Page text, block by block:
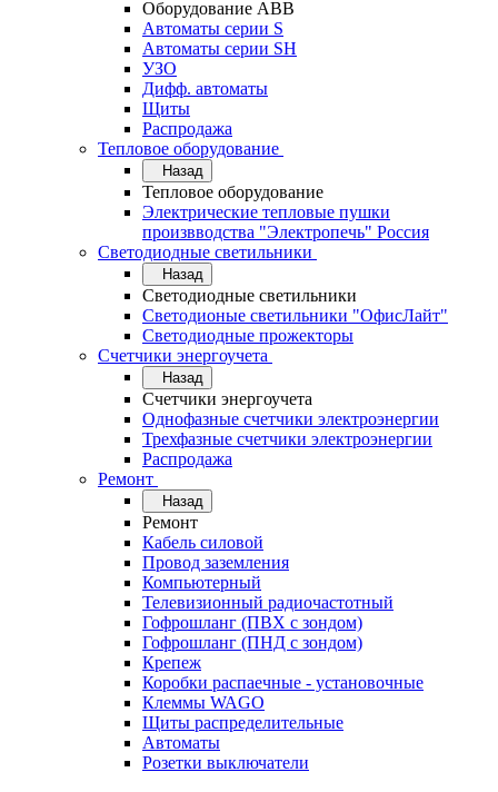
Оборудование АВВ
Автоматы серии S
Автоматы серии SH
УЗО
Дифф. автоматы
Щиты
Распродажа
Тепловое оборудование
Назад
Тепловое оборудование
Электрические тепловые пушки
произвводства "Электропечь" Россия
Светодиодные светильники
Назад
Светодиодные светильники
Светодионые светильники "ОфисЛайт"
Светодиодные прожекторы
Счетчики энергоучета
Назад
Счетчики энергоучета
Однофазные счетчики электроэнергии
Трехфазные счетчики электроэнергии
Распродажа
Ремонт
Назад
Ремонт
Кабель силовой
Провод заземления
Компьютерный
Телевизионный радиочастотный
Гофрошланг (ПВХ с зондом)
Гофрошланг (ПНД с зондом)
Крепеж
Коробки распаечные - установочные
Клеммы WAGO
Щиты распределительные
Автоматы
Розетки выключатели